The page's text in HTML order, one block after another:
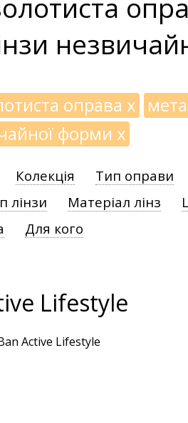
оправа x
форми x
Колекція
Тип оправи
лінзи Матеріал лінз
Для кого
Lifestyle